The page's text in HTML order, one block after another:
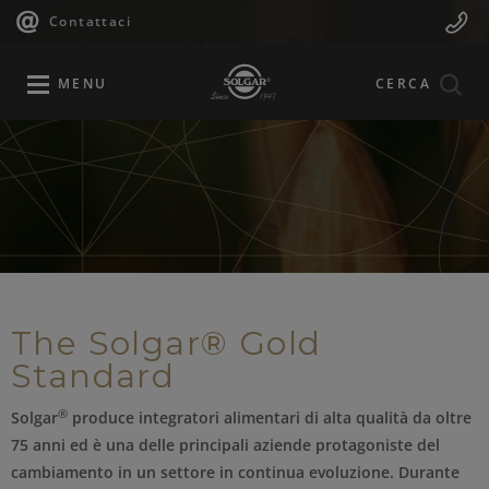
Salta
principale
Contattaci
Navigazione
Menu
MENU CERCA
The Solgar® Gold
Standard
Solgar® produce integratori alimentari di alta qualità da oltre
75 anni ed è una delle principali aziende protagoniste del
cambiamento in un settore in continua evoluzione. Durante